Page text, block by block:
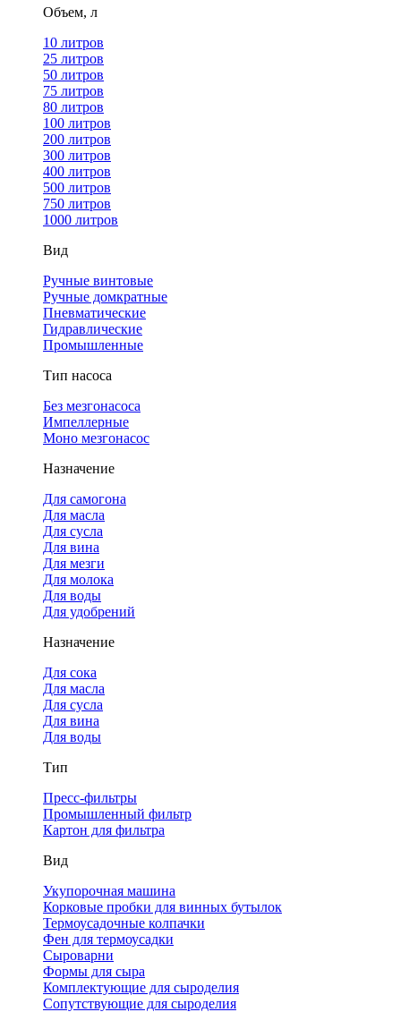
Объем, л
10 литров
25 литров
50 литров
75 литров
80 литров
100 литров
200 литров
300 литров
400 литров
500 литров
750 литров
1000 литров
Вид
Ручные винтовые
Ручные домкратные
Пневматические
Гидравлические
Промышленные
Тип насоса
Без мезгонасоса
Импеллерные
Моно мезгонасос
Назначение
Для самогона
Для масла
Для сусла
Для вина
Для мезги
Для молока
Для воды
Для удобрений
Назначение
Для сока
Для масла
Для сусла
Для вина
Для воды
Тип
Пресс-фильтры
Промышленный фильтр
Картон для фильтра
Вид
Укупорочная машина
Корковые пробки для винных бутылок
Термоусадочные колпачки
Фен для термоусадки
Сыроварни
Формы для сыра
Комплектующие для сыроделия
Сопутствующие для сыроделия